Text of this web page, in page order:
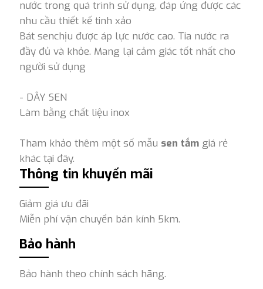
nước trong quá trình sử dụng, đáp ứng được các
nhu cầu thiết kế tinh xảo
Bát senchịu được áp lực nước cao. Tia nước ra
đầy đủ và khỏe. Mang lại cảm giác tốt nhất cho
người sử dụng
- DÂY SEN
Làm bằng chất liệu inox
Tham khảo thêm một số mẫu sen tắm giá rẻ
khác tại đây.
Thông tin khuyến mãi
Giảm giá ưu đãi
Miễn phí vận chuyển bán kính 5km.
Bảo hành
Bảo hành theo chính sách hãng.